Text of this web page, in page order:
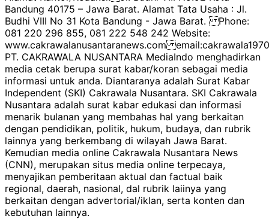
Bandung 40175 – Jawa Barat. Alamat Tata Usaha : Jl.
Budhi VIII No 31 Kota Bandung - Jawa Barat. Phone:
081 220 296 855, 081 222 548 242 Website:
www.cakrawalanusantaranews.com
PT. CAKRAWALA NUSANTARA MediaIndo menghadirkan
media cetak berupa surat kabar/koran sebagai media
informasi untuk anda. Diantaranya adalah Surat Kabar
Independent (SKI) Cakrawala Nusantara. SKI Cakrawala
Nusantara adalah surat kabar edukasi dan informasi
menarik bulanan yang membahas hal yang berkaitan
dengan pendidikan, politik, hukum, budaya, dan rubrik
lainnya yang berkembang di wilayah Jawa Barat.
Kemudian media online Cakrawala Nusantara News
(CNN), merupakan situs media online terpecaya,
menyajikan pemberitaan aktual dan factual baik
regional, daerah, nasional, dal rubrik laiinya yang
berkaitan dengan advertorial/iklan, serta konten dan
kebutuhan lainnya.